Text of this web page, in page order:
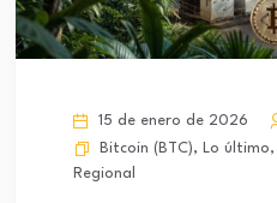
15 de enero de 2026
Bitcoin (BTC), Lo último,
Regional